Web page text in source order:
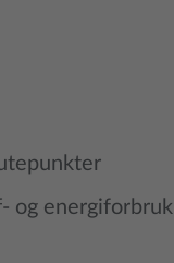
og energiforbruk